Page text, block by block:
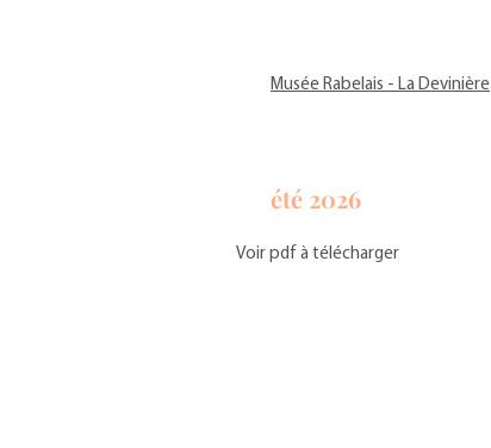
Musée Rabelais - La Devinière
été 2026
Voir pdf à télécharger